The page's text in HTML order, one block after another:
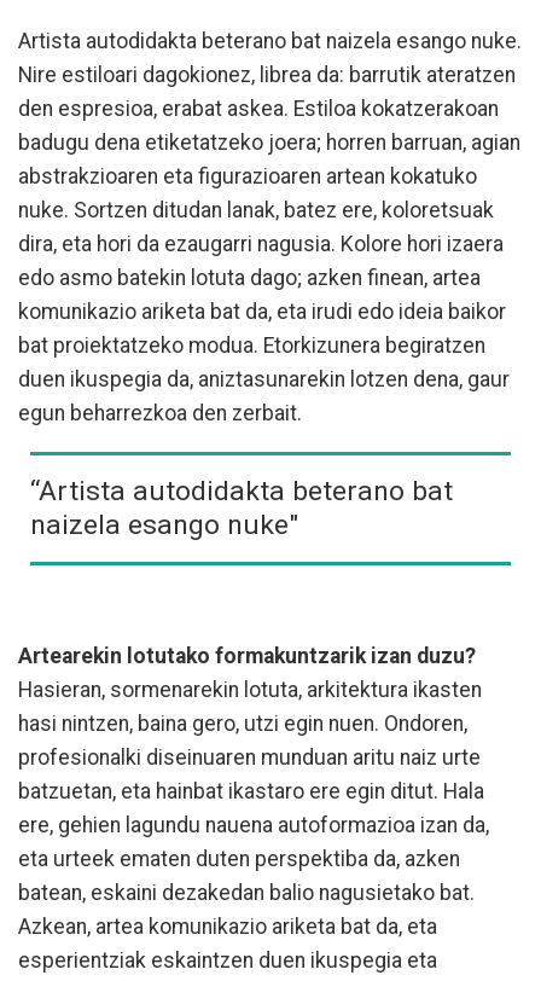
Artista autodidakta beterano bat naizela esango nuke.
Nire estiloari dagokionez, librea da: barrutik ateratzen
den espresioa, erabat askea. Estiloa kokatzerakoan
badugu dena etiketatzeko joera; horren barruan, agian
abstrakzioaren eta figurazioaren artean kokatuko
nuke. Sortzen ditudan lanak, batez ere, koloretsuak
dira, eta hori da ezaugarri nagusia. Kolore hori izaera
edo asmo batekin lotuta dago; azken finean, artea
komunikazio ariketa bat da, eta irudi edo ideia baikor
bat proiektatzeko modua. Etorkizunera begiratzen
duen ikuspegia da, aniztasunarekin lotzen dena, gaur
egun beharrezkoa den zerbait.
“Artista autodidakta beterano bat
naizela esango nuke"
Artearekin lotutako formakuntzarik izan duzu?
Hasieran, sormenarekin lotuta, arkitektura ikasten
hasi nintzen, baina gero, utzi egin nuen. Ondoren,
profesionalki diseinuaren munduan aritu naiz urte
batzuetan, eta hainbat ikastaro ere egin ditut. Hala
ere, gehien lagundu nauena autoformazioa izan da,
eta urteek ematen duten perspektiba da, azken
batean, eskaini dezakedan balio nagusietako bat.
Azkean, artea komunikazio ariketa bat da, eta
esperientziak eskaintzen duen ikuspegia eta